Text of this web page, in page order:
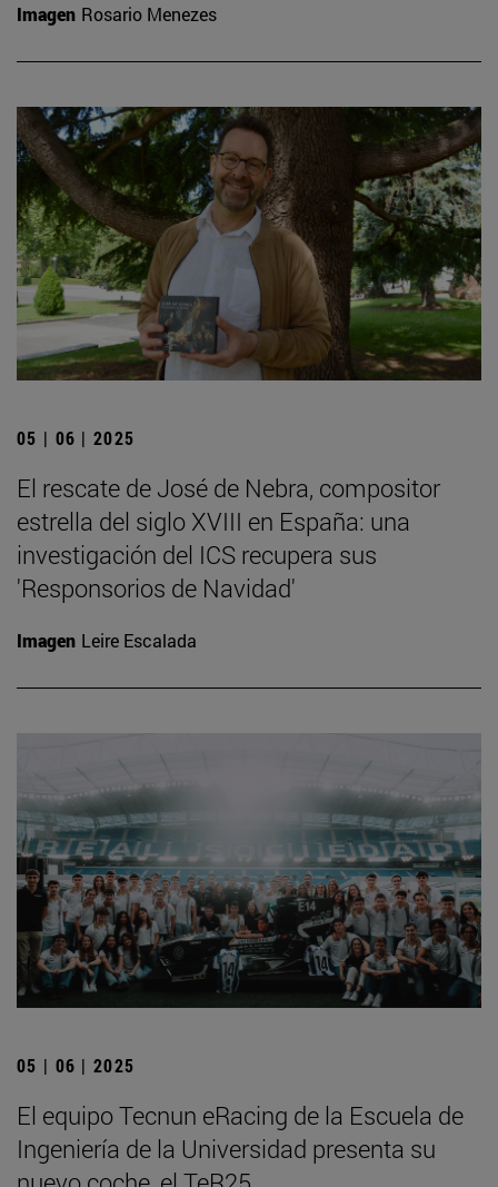
Imagen Rosario Menezes
05 | 06 | 2025
El rescate de José de Nebra, compositor
estrella del siglo XVIII en España: una
investigación del ICS recupera sus
'Responsorios de Navidad'
Imagen Leire Escalada
05 | 06 | 2025
El equipo Tecnun eRacing de la Escuela de
Ingeniería de la Universidad presenta su